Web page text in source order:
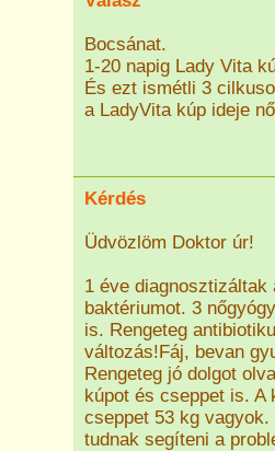
Bocsánat.
1-20 napig Lady Vita
És ezt ismétli 3
a LadyVita kúp ideje
Kérdés
Üdvözlöm Doktor úr!
1 éve
baktériumot. 3
is. Rengeteg
változás!Fáj, bevan
Rengeteg jó dolgot
kúpot és cseppet is. A
cseppet 53 kg
tudnak segíteni a